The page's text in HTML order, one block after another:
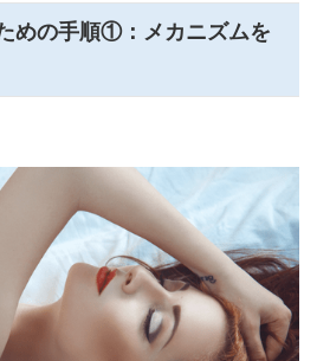
めの手順①：メカニズムを